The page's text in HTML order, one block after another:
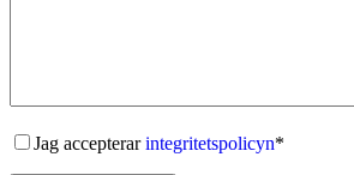
Jag accepterarintegritetspolicyn*